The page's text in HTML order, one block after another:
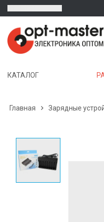
КАТАЛОГ
Главная  Зарядные